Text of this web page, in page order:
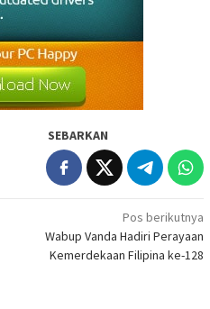
SEBARKAN
Pos berikutnya
Wabup Vanda Hadiri Perayaan
Kemerdekaan Filipina ke-128